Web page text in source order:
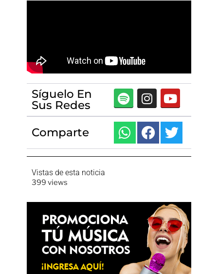
Síguelo En
Sus Redes
Comparte
Vistas de esta noticia
399 views